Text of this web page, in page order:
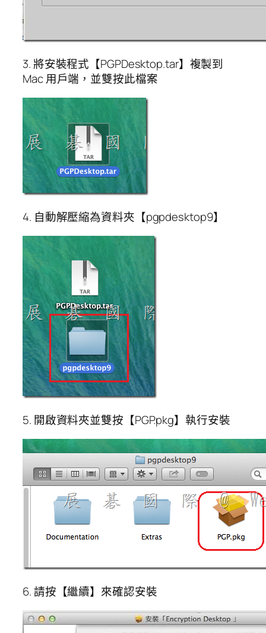
3. 將安裝程式【PGPDesktop.tar】複製到
Mac 用戶端，並雙按此檔案
4. 自動解壓縮為資料夾【pgpdesktop9】
5. 開啟資料夾並雙按【PGP.pkg】執行安裝
6. 請按【繼續】來確認安裝